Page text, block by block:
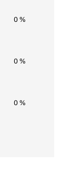
0 %
0 %
0 %